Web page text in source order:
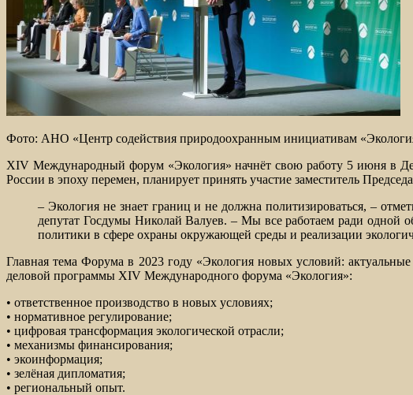
Фото: АНО «Центр содействия природоохранным инициативам
XIV Международный форум «Экология» начнёт свою работу 5 июня в
России в эпоху перемен, планирует принять участие заместитель
– Экология не знает границ и не должна политизироваться, –
депутат Госдумы Николай Валуев. – Мы все работаем ради одной
политики в сфере охраны окружающей среды и реализации
Главная тема Форума в 2023 году «Экология новых условий:
деловой программы XIV Международного форума «Экология»:
• ответственное производство в новых условиях;
• нормативное регулирование;
• цифровая трансформация экологической отрасли;
• механизмы финансирования;
• экоинформация;
• зелёная дипломатия;
• региональный опыт.